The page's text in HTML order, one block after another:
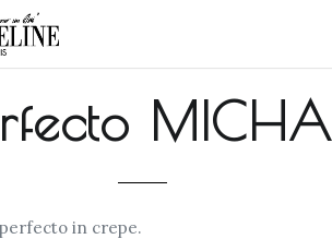
MICHA
in crepe.